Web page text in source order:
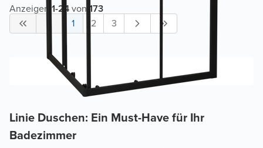
Anzeigen 1-24von 173
1
2 3
Linie Duschen: Ein Must-Have für Ihr
Badezimmer